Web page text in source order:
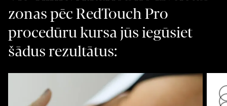
zonas pēc RedTouch Pro
procedūru kursa jūs iegūsiet
šādus rezultātus: